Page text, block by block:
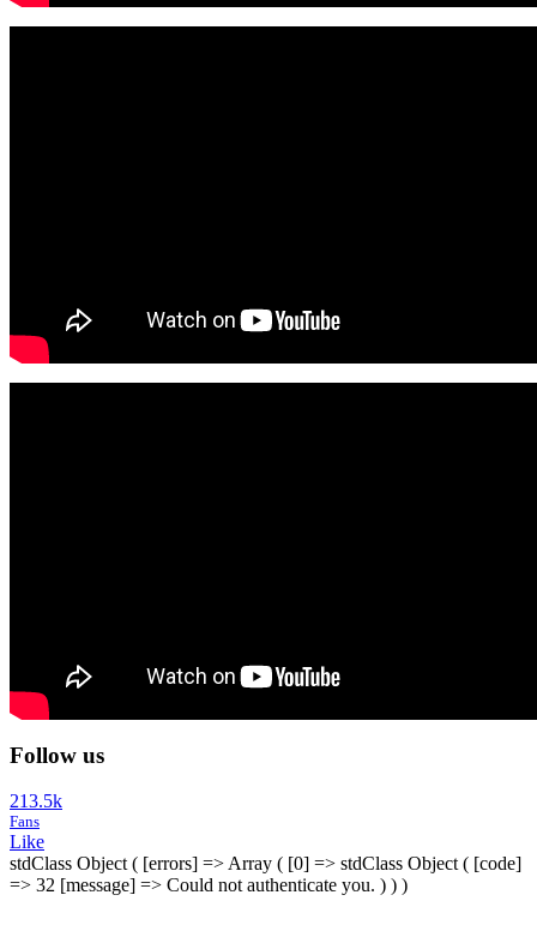
Follow us
213.5k
Fans
Like
stdClass Object ( [errors] => Array ( [0] => stdClass Object ( [code]
=> 32 [message] => Could not authenticate you. ) ) )